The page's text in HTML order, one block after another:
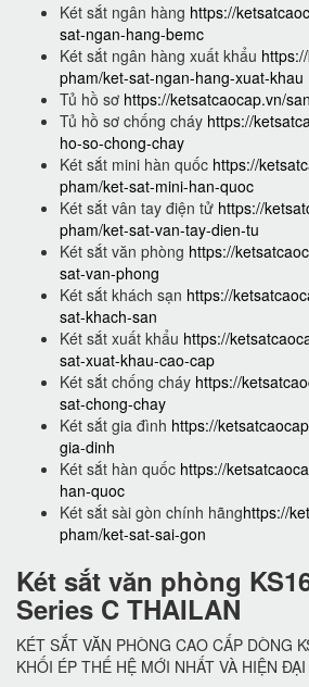
Két sắt ngân hàng https://
sat-ngan-hang-bemc
Két sắt ngân hàng xuất khẩu
pham/ket-sat-ngan-hang-xuat-khau
Tủ hồ sơ https://ketsatcaocap.vn/
Tủ hồ sơ chống cháy https://
ho-so-chong-chay
Két sắt mini hàn quốc https://
pham/ket-sat-mini-han-quoc
Két sắt vân tay điện tử https://
pham/ket-sat-van-tay-dien-tu
Két sắt văn phòng https://
sat-van-phong
Két sắt khách sạn https://
sat-khach-san
Két sắt xuất khẩu https://
sat-xuat-khau-cao-cap
Két sắt chống cháy https://
sat-chong-chay
Két sắt gia đình https://
gia-dinh
Két sắt hàn quốc https://
han-quoc
Két sắt sài gòn chính hãnghttps://
pham/ket-sat-sai-gon
Két sắt văn phòng
Series C THAILAN
KÉT SẮT VĂN PHÒNG CAO CẤP DÒNG
KHỐI ÉP THẾ HỆ MỚI NHẤT VÀ HIỆN